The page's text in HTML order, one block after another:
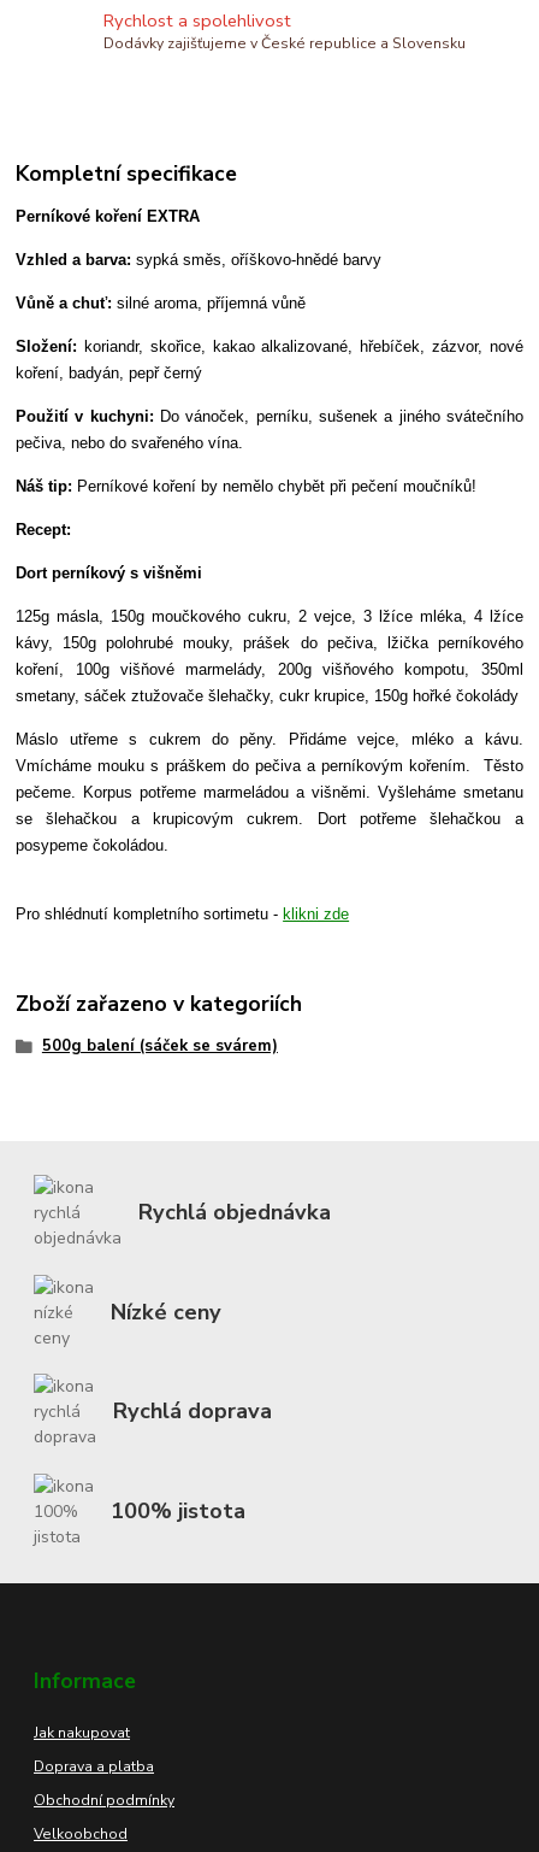
Rychlost a spolehlivost
Dodávky zajišťujeme v České republice a Slovensku
Kompletní specifikace
Perníkové koření EXTRA
Vzhled a barva: sypká směs, oříškovo-hnědé barvy
Vůně a chuť: silné aroma, příjemná vůně
Složení: koriandr, skořice, kakao alkalizované, hřebíček, zázvor, nové
koření, badyán, pepř černý
Použití v kuchyni: Do vánoček, perníku, sušenek a jiného svátečního
pečiva, nebo do svařeného vína.
Náš tip: Perníkové koření by nemělo chybět při pečení moučníků!
Recept:
Dort perníkový s višněmi
125g másla, 150g moučkového cukru, 2 vejce, 3 lžíce mléka, 4 lžíce
kávy, 150g polohrubé mouky, prášek do pečiva, lžička perníkového
koření, 100g višňové marmelády, 200g višňového kompotu, 350ml
smetany, sáček ztužovače šlehačky, cukr krupice, 150g hořké čokolády
Máslo utřeme s cukrem do pěny. Přidáme vejce, mléko a kávu.
Vmícháme mouku s práškem do pečiva a perníkovým kořením. Těsto
pečeme. Korpus potřeme marmeládou a višněmi. Vyšleháme smetanu
se šlehačkou a krupicovým cukrem. Dort potřeme šlehačkou a
posypeme čokoládou.
Pro shlédnutí kompletního sortimetu - klikni zde
Zboží zařazeno v kategoriích
500g balení (sáček se svárem)
Rychlá objednávka
Nízké ceny
Rychlá doprava
100% jistota
Informace
Jak nakupovat
Doprava a platba
Obchodní podmínky
Velkoobchod